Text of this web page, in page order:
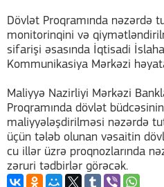
Dövlət Proqramında nəzərdə
monitorinqini və
sifarişi əsasında İqtisadi
Kommunikasiya Mərkəzi
Maliyyə Nazirliyi Mərkəzi
Proqramında dövlət
maliyyələşdirilməsi nəzərdə
üçün tələb olunan vəsaitin
cu illər üzrə proqnozlarında
zəruri tədbirlər görəcək.